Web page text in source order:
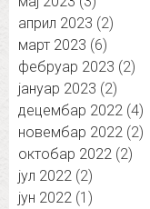
април 2023 (2)
март 2023 (6)
фебруар 2023 (2)
јануар 2023 (2)
децембар 2022 (4)
новембар 2022 (2)
октобар 2022 (2)
јул 2022 (2)
јун 2022 (1)